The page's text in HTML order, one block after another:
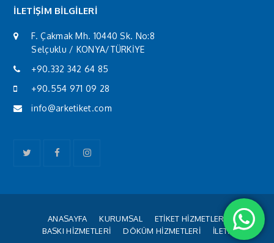
İLETİŞİM BİLGİLERİ
F. Çakmak Mh. 10440 Sk. No:8
Selçuklu / KONYA/TÜRKİYE
+90.332 342 64 85
+90.554 971 09 28
info@arketiket.com
TwitterFacebookInstagram
ANASAYFA KURUMSAL
ETİKET HİZMETLERİ
BASKI HİZMETLERİ
DÖKÜM HİZMETLERİ İLETİŞİM